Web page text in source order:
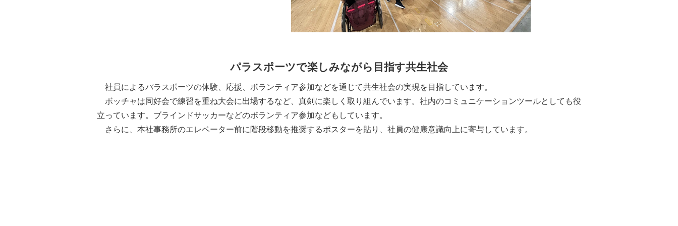
パラスポーツで楽しみながら目指す共生社会
社員によるパラスポーツの体験、応援、ボランティア参加などを通じて共生社会の実現を目指しています。
ボッチャは同好会で練習を重ね大会に出場するなど、真剣に楽しく取り組んでいます。社内のコミュニケーションツールとしても役
立っています。ブラインドサッカーなどのボランティア参加などもしています。
さらに、本社事務所のエレベーター前に階段移動を推奨するポスターを貼り、社員の健康意識向上に寄与しています。